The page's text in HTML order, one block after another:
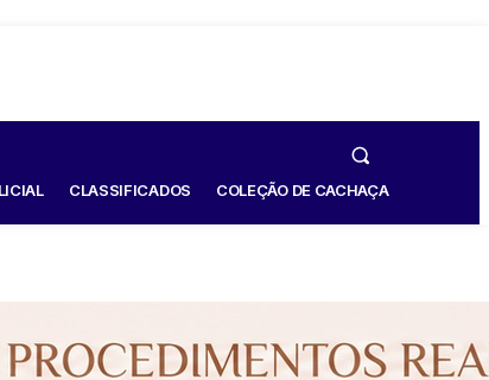
CLASSIFICADOS COLEÇÃO DE CACHAÇA